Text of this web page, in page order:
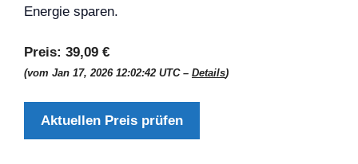
Energie sparen.
Preis: 39,09 €
(vom Jan 17, 2026 12:02:42 UTC – Details)
Aktuellen Preis prüfen